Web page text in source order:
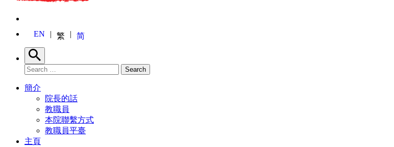
EN 繁 简
Search
Search for: Search
簡介
院長的話
教職員
本院聯繫方式
教職員平臺
主頁